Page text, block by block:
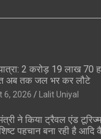
2 करोड़ 19 लाख 70
अब तक जल भर कर लौटे
6, 2026 Lalit Uniyal
ने किया ट्रैवल एंड
पहचान बना रही है आदि